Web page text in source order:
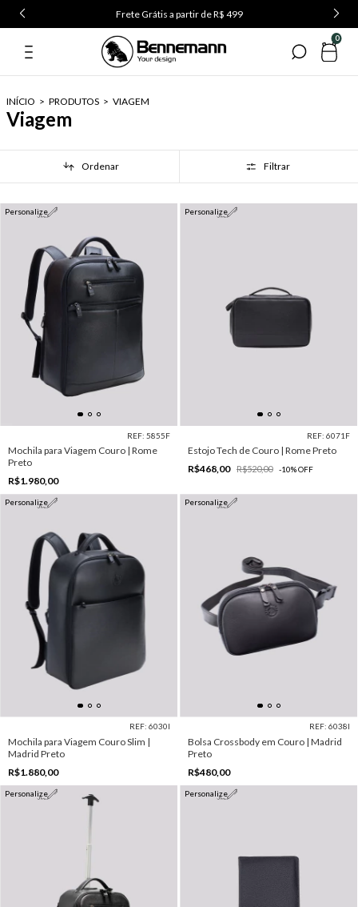
Frete Grátis a partir de R$ 499
0
INÍCIO > PRODUTOS > VIAGEM
Viagem
Ordenar Filtrar
Personalize
REF: 5855F
Mochila para Viagem Couro | Rome
Preto
R$1.980,00
Personalize
REF: 6071F
Estojo Tech de Couro | Rome Preto
R$468,00
R$520,00 -10%OFF
Personalize
REF: 6030I
Mochila para Viagem Couro Slim |
Madrid Preto
R$1.880,00
Personalize
REF: 6038I
Bolsa Crossbody em Couro | Madrid
Preto
R$480,00
Personalize Personalize